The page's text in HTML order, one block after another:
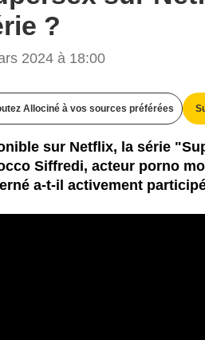
?
2024 à 18:00
Allociné à vos sources préférées
sur Netflix, la série
Siffredi, acteur porno
a-t-il activement